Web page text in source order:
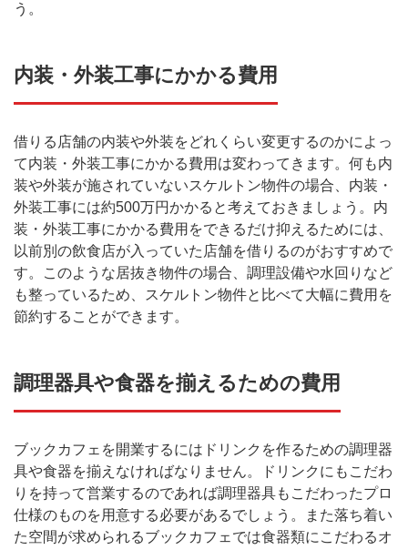
う。
内装・外装工事にかかる費用
借りる店舗の内装や外装をどれくらい変更するのかによっ
て内装・外装工事にかかる費用は変わってきます。何も内
装や外装が施されていないスケルトン物件の場合、内装・
外装工事には約500万円かかると考えておきましょう。内
装・外装工事にかかる費用をできるだけ抑えるためには、
以前別の飲食店が入っていた店舗を借りるのがおすすめで
す。このような居抜き物件の場合、調理設備や水回りなど
も整っているため、スケルトン物件と比べて大幅に費用を
節約することができます。
調理器具や食器を揃えるための費用
ブックカフェを開業するにはドリンクを作るための調理器
具や食器を揃えなければなりません。ドリンクにもこだわ
りを持って営業するのであれば調理器具もこだわったプロ
仕様のものを用意する必要があるでしょう。また落ち着い
た空間が求められるブックカフェでは食器類にこだわるオ